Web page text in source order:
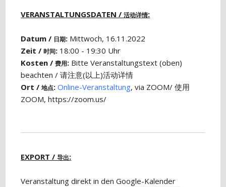
VERANSTALTUNGSDATEN /活动详情:
Datum / 日期: Mittwoch, 16.11.2022
Zeit /时间: 18:00 - 19:30 Uhr
Kosten /费用: Bitte Veranstaltungstext (oben)
beachten / 请注意(以上)活动详情
Ort /地点: Online-Veranstaltung, via ZOOM/ 使用
ZOOM, https://zoom.us/
EXPORT /导出:
Veranstaltung direkt in den Google-Kalender